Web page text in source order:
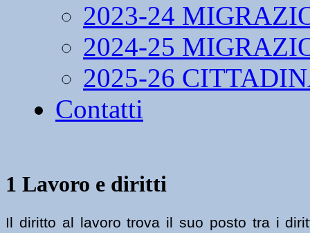
2023-24
2024-25
2025-26
Contatti
1 Lavoro e diritti
Il diritto al lavoro trova il suo posto tra i